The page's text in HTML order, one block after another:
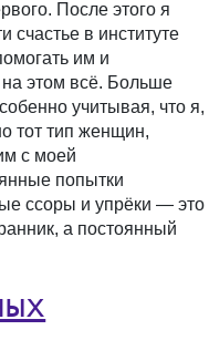
После этого я
счастье в институте
им и
на этом всё. Больше
учитывая, что я,
тот тип женщин,
с моей
попытки
ссоры и упрёки — это
а постоянный